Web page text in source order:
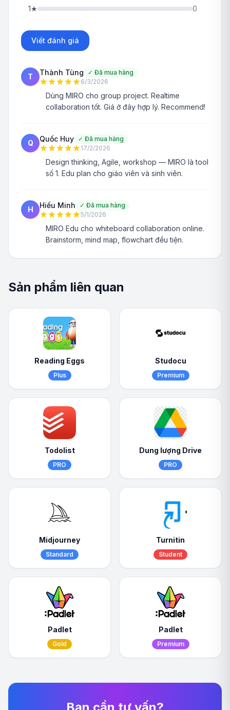
1★ 0
Viết đánh giá
T Thành Tùng ✓ Đã mua hàng
6/3/2026
Dùng MIRO cho group project. Realtime
collaboration tốt. Giá ở đây hợp lý. Recommend!
Q Quốc Huy ✓ Đã mua hàng
17/2/2026
Design thinking, Agile, workshop — MIRO là tool
số 1. Edu plan cho giáo viên và sinh viên.
H Hiếu Minh ✓ Đã mua hàng
5/1/2026
MIRO Edu cho whiteboard collaboration online.
Brainstorm, mind map, flowchart đều tiện.
Sản phẩm liên quan
Reading Eggs
Plus
Studocu
Premium
Todolist
PRO
Dung lượng Drive
PRO
Midjourney
Standard
Turnitin
Student
Padlet
Gold
Padlet
Premium